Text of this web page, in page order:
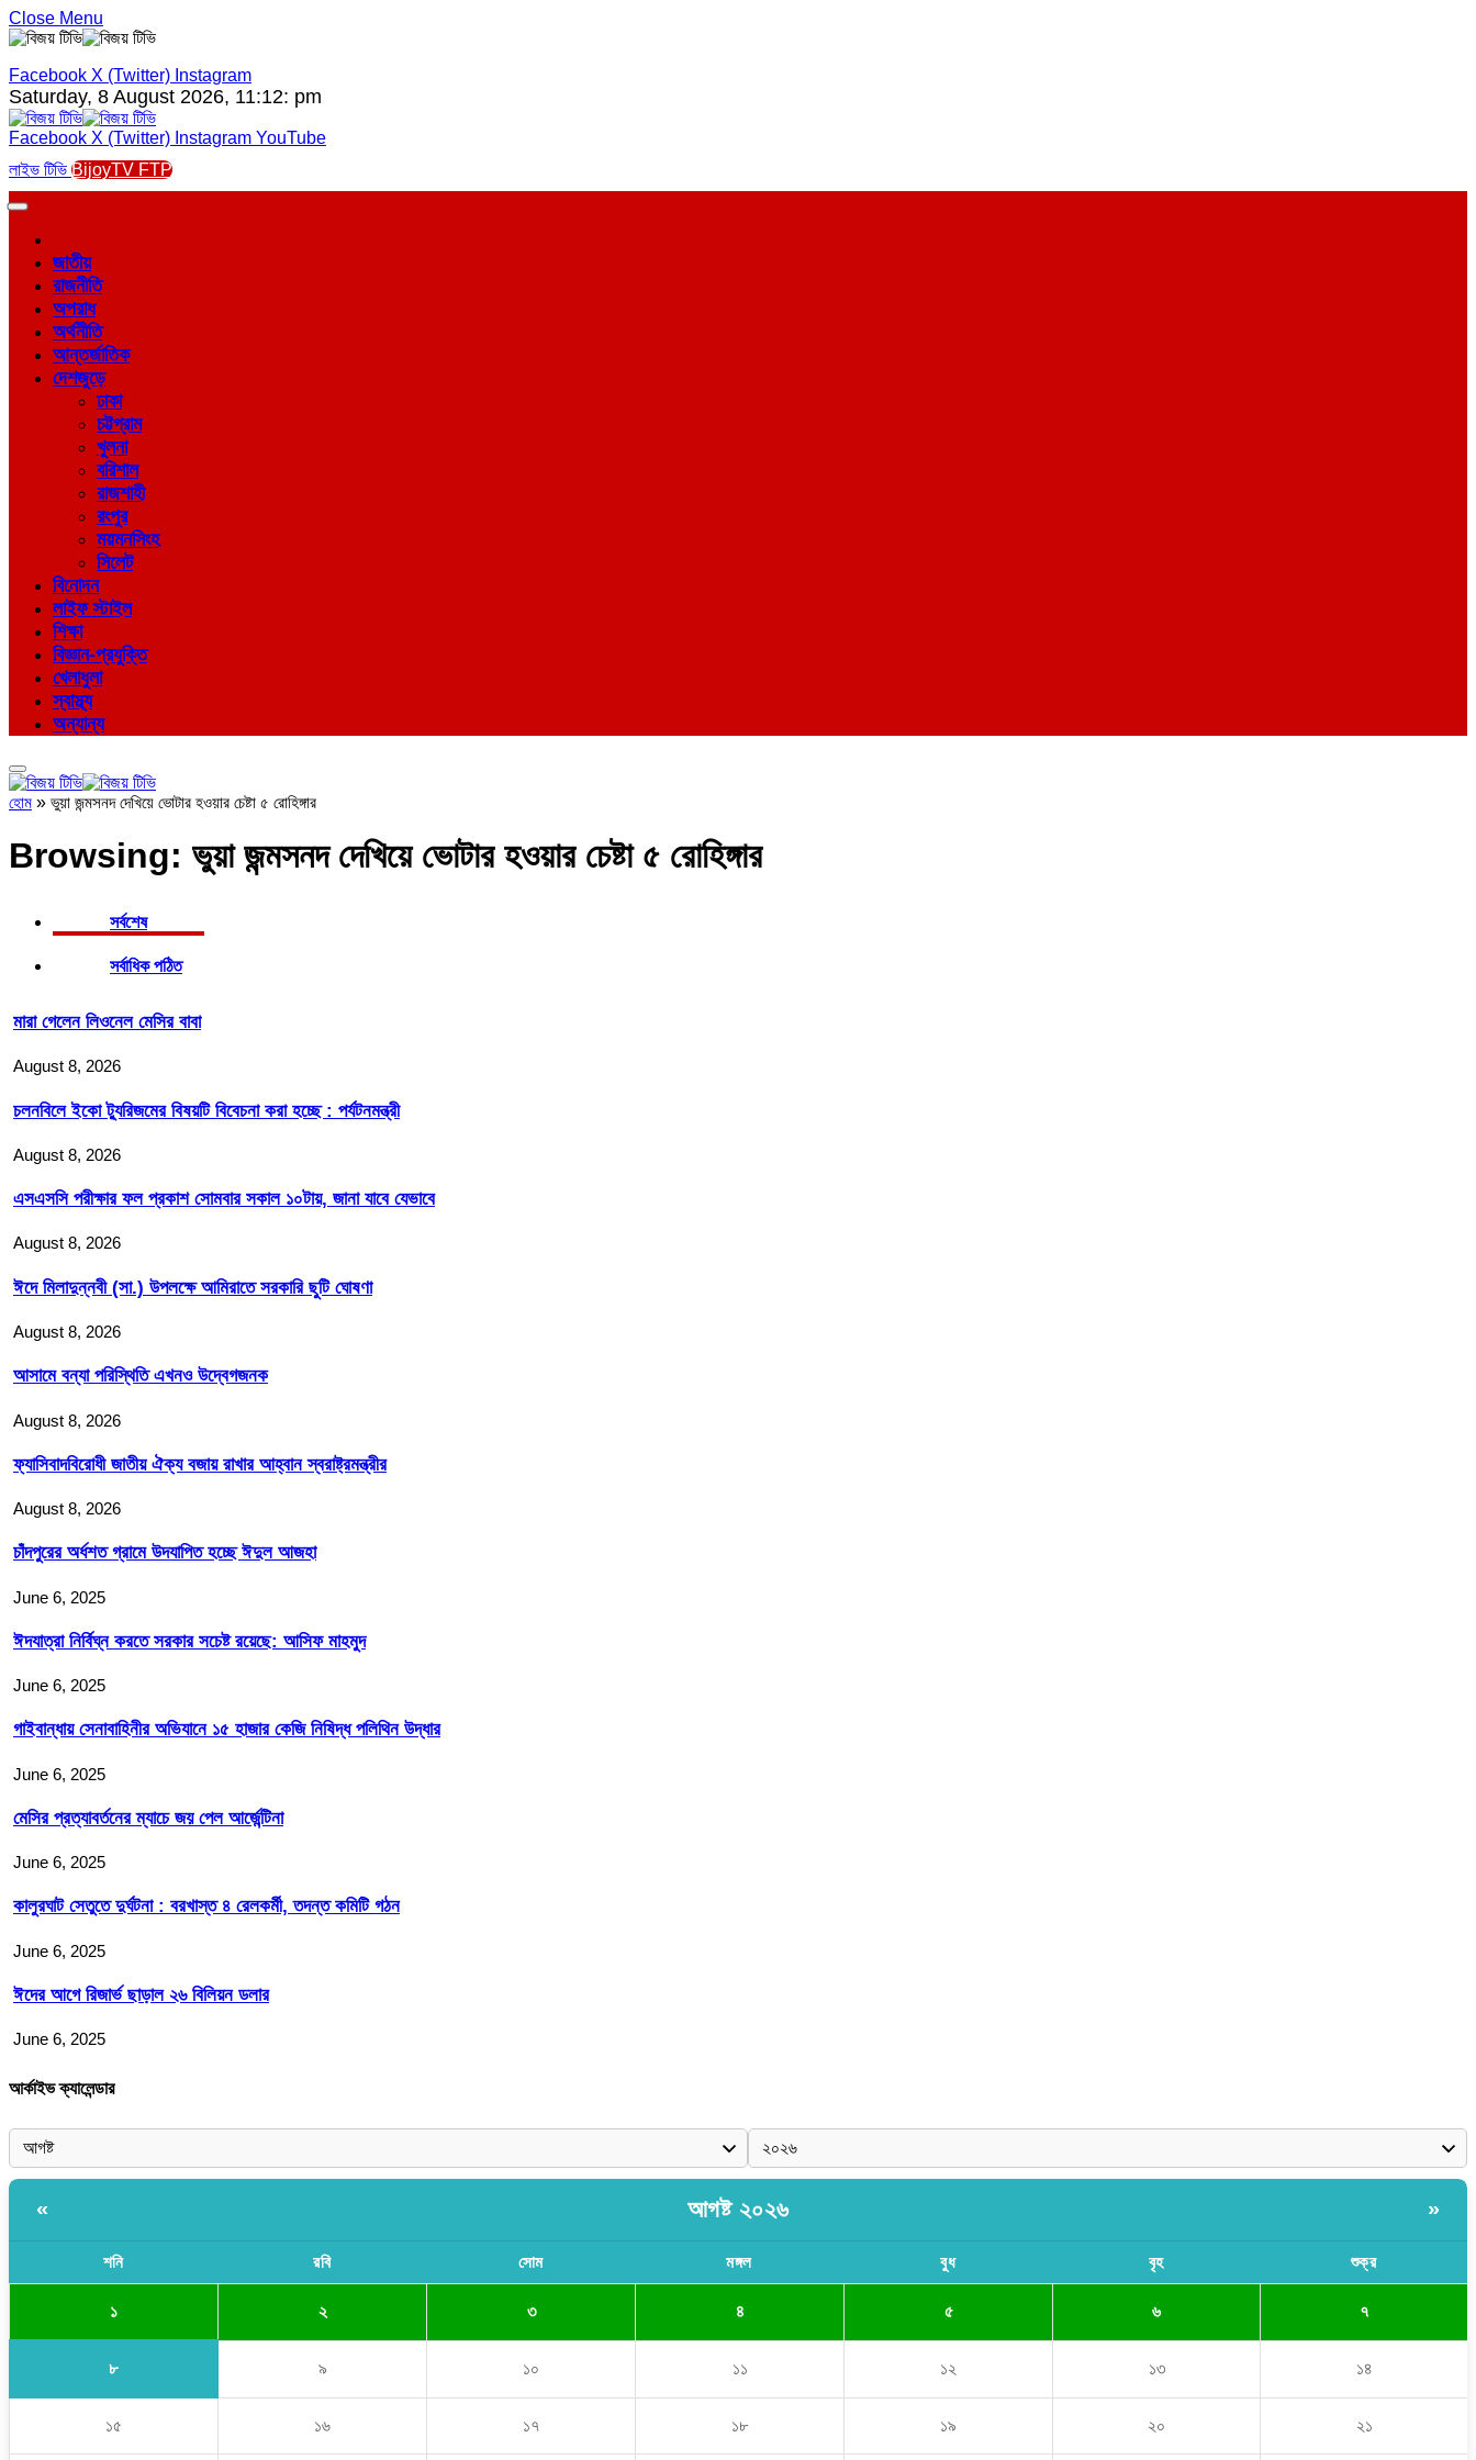
Close Menu
Facebook X (Twitter) Instagram
Saturday, 8 August 2026, 11:12: pm
Facebook X (Twitter) Instagram YouTube
লাইভ টিভি BijoyTV FTP
জাতীয়
রাজনীতি
অপরাধ
অর্থনীতি
আন্তর্জাতিক
দেশজুড়ে
ঢাকা
চট্টগ্রাম
খুলনা
বরিশাল
রাজশাহী
রংপুর
ময়মনসিংহ
সিলেট
বিনোদন
লাইফ স্টাইল
শিক্ষা
বিজ্ঞান-প্রযুক্তি
খেলাধুলা
স্বাস্থ্য
অন্যান্য
হোম » ভুয়া জন্মসনদ দেখিয়ে ভোটার হওয়ার চেষ্টা ৫ রোহিঙ্গার
Browsing: ভুয়া জন্মসনদ দেখিয়ে ভোটার হওয়ার চেষ্টা ৫ রোহিঙ্গার
সর্বশেষ
সর্বাধিক পঠিত
মারা গেলেন লিওনেল মেসির বাবা
August 8, 2026
চলনবিলে ইকো ট্যুরিজমের বিষয়টি বিবেচনা করা হচ্ছে : পর্যটনমন্ত্রী
August 8, 2026
এসএসসি পরীক্ষার ফল প্রকাশ সোমবার সকাল ১০টায়, জানা যাবে যেভাবে
August 8, 2026
ঈদে মিলাদুন্নবী (সা.) উপলক্ষে আমিরাতে সরকারি ছুটি ঘোষণা
August 8, 2026
আসামে বন্যা পরিস্থিতি এখনও উদ্বেগজনক
August 8, 2026
ফ্যাসিবাদবিরোধী জাতীয় ঐক্য বজায় রাখার আহ্বান স্বরাষ্ট্রমন্ত্রীর
August 8, 2026
চাঁদপুরের অর্ধশত গ্রামে উদযাপিত হচ্ছে ঈদুল আজহা
June 6, 2025
ঈদযাত্রা নির্বিঘ্ন করতে সরকার সচেষ্ট রয়েছে: আসিফ মাহমুদ
June 6, 2025
গাইবান্ধায় সেনাবাহিনীর অভিযানে ১৫ হাজার কেজি নিষিদ্ধ পলিথিন উদ্ধার
June 6, 2025
মেসির প্রত্যাবর্তনের ম্যাচে জয় পেল আর্জেন্টিনা
June 6, 2025
কালুরঘাট সেতুতে দুর্ঘটনা : বরখাস্ত ৪ রেলকর্মী, তদন্ত কমিটি গঠন
June 6, 2025
ঈদের আগে রিজার্ভ ছাড়াল ২৬ বিলিয়ন ডলার
June 6, 2025
আর্কাইভ ক্যালেন্ডার
« আগষ্ট ২০২৬ »
শনি রবি সোম মঙ্গল বুধ বৃহ শুক্র
১ ২ ৩ ৪ ৫ ৬ ৭
৮ ৯ ১০ ১১ ১২ ১৩ ১৪
১৫ ১৬ ১৭ ১৮ ১৯ ২০ ২১